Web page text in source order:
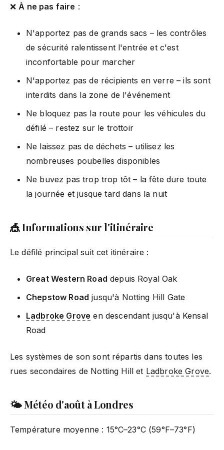
❌ À ne pas faire :
N'apportez pas de grands sacs – les contrôles
de sécurité ralentissent l'entrée et c'est
inconfortable pour marcher
N'apportez pas de récipients en verre – ils sont
interdits dans la zone de l'événement
Ne bloquez pas la route pour les véhicules du
défilé – restez sur le trottoir
Ne laissez pas de déchets – utilisez les
nombreuses poubelles disponibles
Ne buvez pas trop trop tôt – la fête dure toute
la journée et jusque tard dans la nuit
🎪 Informations sur l'itinéraire
Le défilé principal suit cet itinéraire :
Great Western Road depuis Royal Oak
Chepstow Road jusqu'à Notting Hill Gate
Ladbroke Grove en descendant jusqu'à Kensal
Road
Les systèmes de son sont répartis dans toutes les
rues secondaires de Notting Hill et Ladbroke Grove.
🌤️ Météo d'août à Londres
Température moyenne : 15°C–23°C (59°F–73°F)